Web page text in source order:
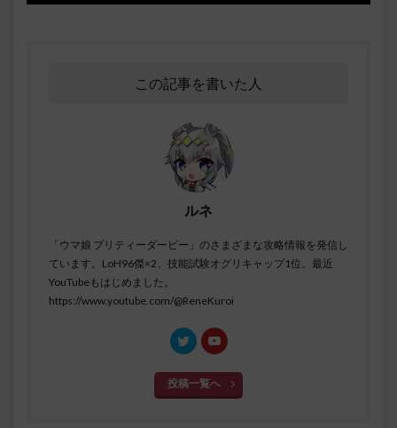
この記事を書いた人
ルネ
「ウマ娘 プリティーダービー」のさまざまな攻略情報を発信し
ています。LoH96傑×2、技能試験オグリキャップ1位。最近
YouTubeもはじめました。
https://www.youtube.com/@ReneKuroi
投稿一覧へ